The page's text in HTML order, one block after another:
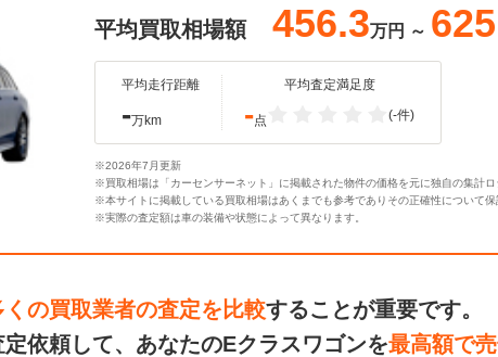
平均買取相場額 456.3万円 ～
平均走行距離
-万km
平均査定満足度
-点 (-件)
※2026年7月更新
※買取相場は「カーセンサーネット」に掲載された物件の価格を元に独自の集計
※本サイトに掲載している買取相場はあくまでも参考でありその正確性について
※実際の査定額は車の装備や状態によって異なります。
くの買取業者の査定を比較することが重要です。
依頼して、あなたのEクラスワゴンを最高額で